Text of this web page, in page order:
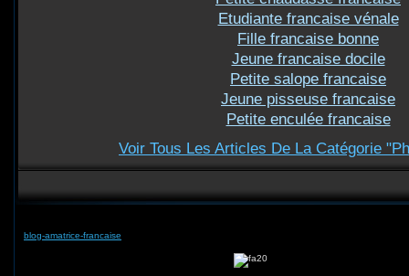
Etudiante francaise vénale
Fille francaise bonne
Jeune francaise docile
Petite salope francaise
Jeune pisseuse francaise
Petite enculée francaise
Voir Tous Les Articles De La Catégorie
blog-amatrice-francaise